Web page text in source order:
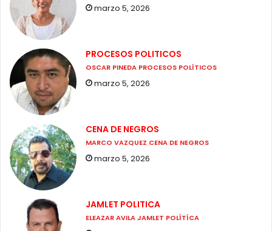
marzo 5, 2026
PROCESOS POLITICOS
OSCAR PINEDA PROCESOS POLÍTICOS
marzo 5, 2026
CENA DE NEGROS
MARCO VAZQUEZ CENA DE NEGROS
marzo 5, 2026
JAMLET POLITICA
ELEAZAR AVILA JAMLET POLÍTÍCA